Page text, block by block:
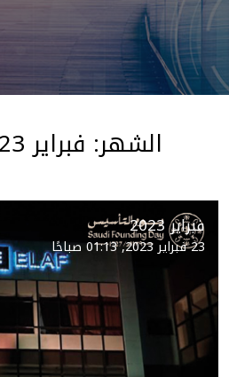
الشهر: فبراير 2023
Hospitality
27 فبراير 2023, 03:00 مساءً
مجموعة إيلاف تفتتح
بالمدينة المنورة
فبراير 2023
23 فبراير 2023, 01:13 صباحًا